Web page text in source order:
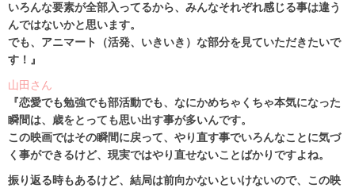
いろんな要素が全部入ってるから、みんなそれぞれ感じる事は違う
んではないかと思います。
でも、アニマート（活発、いきいき）な部分を見ていただきたいで
す！』
山田さん
『恋愛でも勉強でも部活動でも、なにかめちゃくちゃ本気になった
瞬間は、歳をとっても思い出す事が多いんです。
この映画ではその瞬間に戻って、やり直す事でいろんなことに気づ
く事ができるけど、現実ではやり直せないことばかりですよね。
振り返る時もあるけど、結局は前向かないといけないので、この映